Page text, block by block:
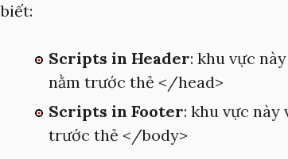
biết:
Scripts in Header: khu vực
nằm trước thẻ </head>
Scripts in Footer: khu vực này
trước thẻ </body>